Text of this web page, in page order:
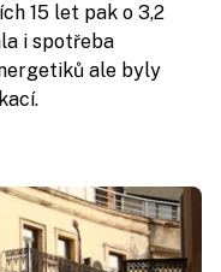
15 let pak o 3,2
i spotřeba
ale byly